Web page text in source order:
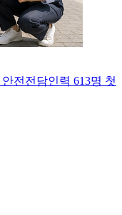
전전담인력 613명 첫